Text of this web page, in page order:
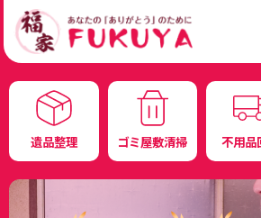
遺品整理 ゴミ屋敷清掃 不用品